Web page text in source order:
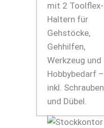
mit 2 Toolflex-
Haltern für
Gehstöcke,
Gehhilfen,
Werkzeug und
Hobbybedarf –
inkl. Schrauben
und Dübel.